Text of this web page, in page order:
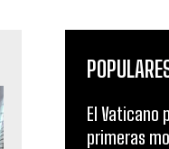
El Vaticano
primeras